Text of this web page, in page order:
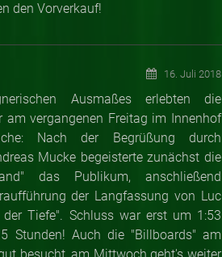
den Vorverkauf!
16. Juli 2018
Ausmaßes erlebten die
am vergangenen Freitag im Innenhof
Nach der Begrüßung durch
Mucke begeisterte zunächst die
das Publikum, anschließend
der Langfassung von Luc
der Tiefe". Schluss war erst um 1:53
Stunden! Auch die "Billboards" am